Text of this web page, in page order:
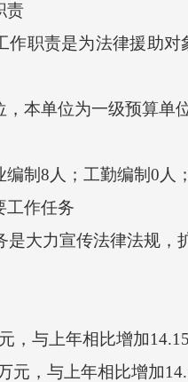
责
责是为法律援助对
单位为一级预算单位
8人；工勤编制0人；
作任务
力宣传法律法规，
与上年相比增加14.15
，与上年相比增加